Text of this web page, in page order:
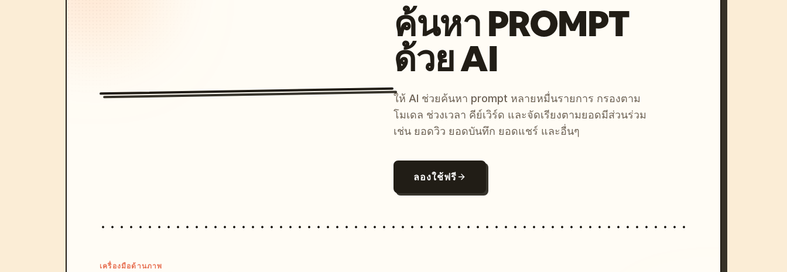
ค้นหา PROMPT
ด้วย AI
ให้ AI ช่วยค้นหา prompt หลายหมื่นรายการ กรองตาม
โมเดล ช่วงเวลา คีย์เวิร์ด และจัดเรียงตามยอดมีส่วนร่วม
เช่น ยอดวิว ยอดบันทึก ยอดแชร์ และอื่นๆ
ลองใช้ฟรี
เครื่องมือด้านภาพ